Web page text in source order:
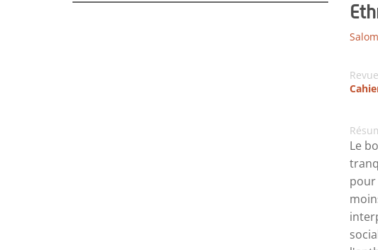
Revue
Le
pour